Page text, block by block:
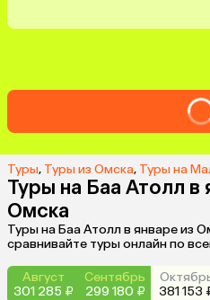
Туры, Туры из Омска, Туры на
Туры на Баа Атолл в
Омска
Туры на Баа Атолл в январе из
сравнивайте туры онлайн по
Август
301 285 ₽
Сентябрь
299 180 ₽
381 153